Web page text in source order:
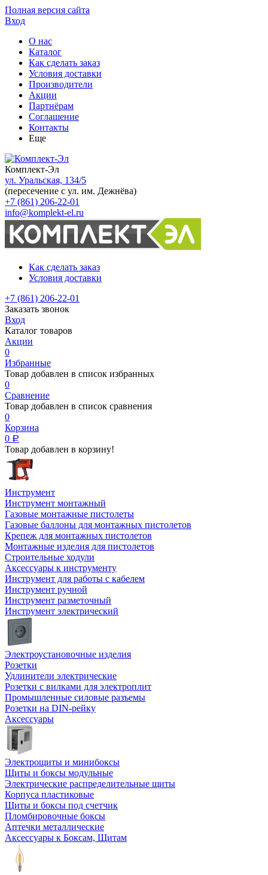
Полная версия сайта
Вход
О нас
Каталог
Как сделать заказ
Условия доставки
Производители
Акции
Партнёрам
Соглашение
Контакты
Еще
Комплект-Эл
ул. Уральская, 134/5
(пересечение с ул. им. Дежнёва)
+7 (861) 206-22-01
info@komplekt-el.ru
Как сделать заказ
Условия доставки
+7 (861) 206-22-01
Заказать звонок
Вход
Каталог товаров
Акции
0
Избранные
Товар добавлен в список избранных
0
Сравнение
Товар добавлен в список сравнения
0
Корзина
0 Р
Товар добавлен в корзину!
Инструмент
Инструмент монтажный
Газовые монтажные пистолеты
Газовые баллоны для монтажных пистолетов
Крепеж для монтажных пистолетов
Монтажные изделия для пистолетов
Строительные ходули
Аксессуары к инструменту
Инструмент для работы с кабелем
Инструмент ручной
Инструмент разметочный
Инструмент электрический
Электроустановочные изделия
Розетки
Удлинители электрические
Розетки с вилками для электроплит
Промышленные силовые разъемы
Розетки на DIN-рейку
Аксессуары
Электрощиты и минибоксы
Щиты и боксы модульные
Электрические распределительные щиты
Корпуса пластиковые
Щиты и боксы под счетчик
Пломбировочные боксы
Аптечки металлические
Аксессуары к Боксам, Щитам